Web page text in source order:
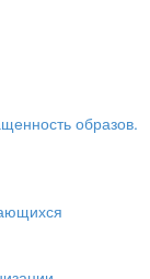
образов.